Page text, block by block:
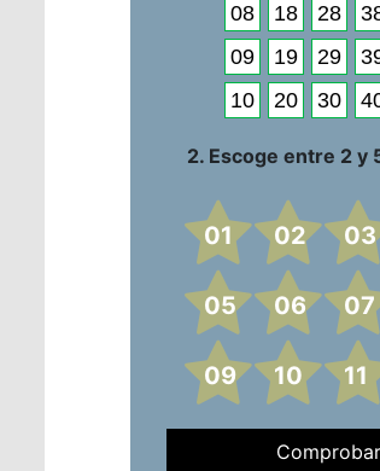
08
18 28
09
19 29
10
20 30
2. Escoge entre 2 y
01 02 03
05 06 07
09 10 11
Comprobar